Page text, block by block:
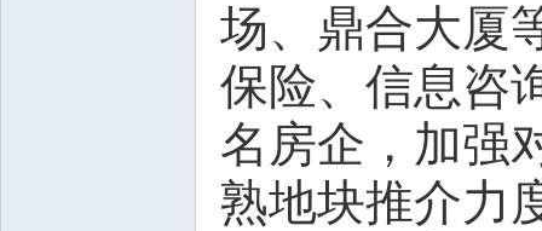
场、鼎合大厦
保险、信息咨
名房企，加强
熟地块推介力